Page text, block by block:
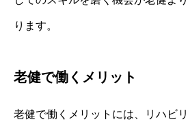
ります。
老健で働くメリット
老健で働くメリットには、リハビ